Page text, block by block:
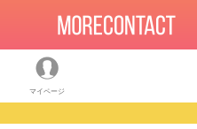
マイページ